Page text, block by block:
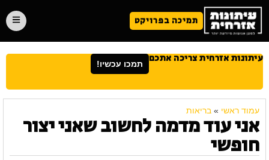
תמיכה בפרויקט
עיתונות אזרחית צריכה אתכם תמכו עכשיו!
עמוד ראשי » בריאות
אני עוד מדמה לחשוב שאני יצור
חופשי